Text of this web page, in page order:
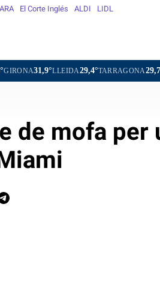
El Corte Inglés ALDI LIDL
LLEIDA29,4°TARRAGONA29,7°TORTOSA
de mofa per